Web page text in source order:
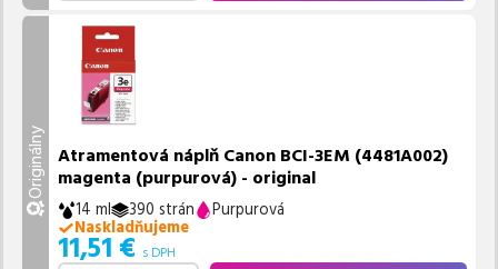
Originálny Atramentová náplň Canon BCI-3EM (4481A002)
magenta (purpurová) - original
14 ml 390 strán
Purpurová
Naskladňujeme
11,51 € s DPH